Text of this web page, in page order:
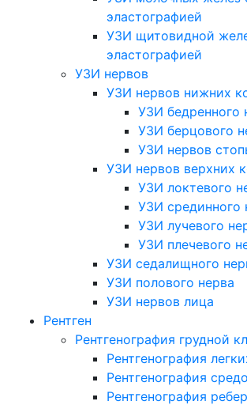
эластографией
УЗИ щитовидной
эластографией
УЗИ нервов
УЗИ нервов нижних
УЗИ бедренного
УЗИ берцового
УЗИ нервов
УЗИ нервов верхних
УЗИ локтевого
УЗИ срединного
УЗИ лучевого
УЗИ плечевого
УЗИ седалищного
УЗИ полового нерва
УЗИ нервов лица
Рентген
Рентгенография грудной
Рентгенография
Рентгенография
Рентгенография ребер